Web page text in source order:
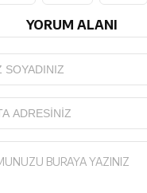
YORUM ALANI